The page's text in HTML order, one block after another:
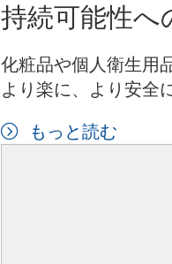
持続可能性へ
化粧品や個人衛生用
より楽に、より安全
もっと読む